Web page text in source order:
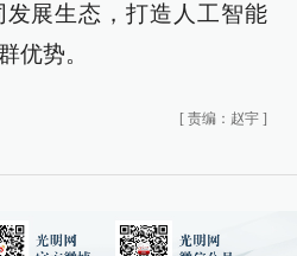
展生态，打造人工智能
优势。
[ 责编：赵宇 ]